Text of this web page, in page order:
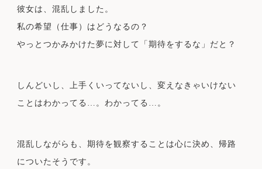
彼女は、混乱しました。
私の希望（仕事）はどうなるの？
やっとつかみかけた夢に対して「期待をするな」だと？
しんどいし、上手くいってないし、変えなきゃいけない
ことはわかってる…。わかってる…。
混乱しながらも、期待を観察することは心に決め、帰路
についたそうです。